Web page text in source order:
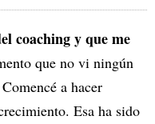
coaching y que me
que no vi ningún
a hacer
Esa ha sido